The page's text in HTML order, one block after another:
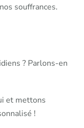
souffrances.
? Parlons-en
et mettons
!